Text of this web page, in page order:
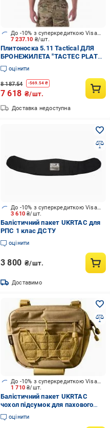
7 237.10 ₴/шт.
До -10% з суперкредиткою Visa Вигода
Плитоноска 5.11 Tactical ДЛЯ
БРОНЕЖИЛЕТА "TACTEC PLATE
CARRIER" dark navy
оцінити
8 187.54 -569.54₴
7 618 ₴/шт.
Доставка недоступна
3 610₴/шт.
До -10% з суперкредиткою Visa Вигода
Балістичний пакет UKRTAC для
РПС 1 клас ДСТУ
оцінити
3 800 ₴/шт.
Доставимо
1 710₴/шт.
До -10% з суперкредиткою Visa Вигода
Балістичний пакет UKRTAC
чохол підсумок для пахового
захисту (Coyote)
оцінити